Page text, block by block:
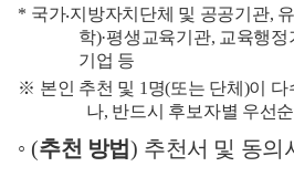
* 국가⸳지방자치단체 및 공공기관,
학)·평생교육기관, 교육행정
기업 등
※ 본인 추천 및 1 명(또는 단체 )이 다
나, 반드시 후보자별 우선
◦ (추천 방법) 추천서 및 동의